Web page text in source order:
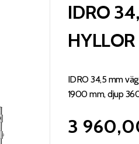
IDRO
HYLLOR
IDRO 34,5 mm
1900 mm, djup
3